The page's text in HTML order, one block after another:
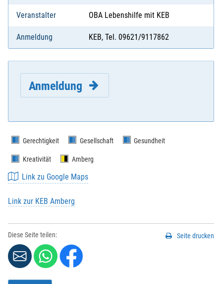
Veranstalter OBA Lebenshilfe mit KEB
Anmeldung KEB, Tel. 09621/9117862
Anmeldung
Vorname*:
Nachname
Strasse / Hausnr.
Gerechtigkeit Gesellschaft Gesundheit
Kreativität Amberg
Link zu Google Maps
Link zur KEB Amberg
Diese Seite teilen: Seite drucken